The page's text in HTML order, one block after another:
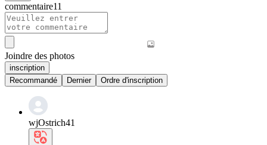
commentaire11
Joindre des photos
inscription
Recommandé
Dernier Ordre d'inscription
wjOstrich41